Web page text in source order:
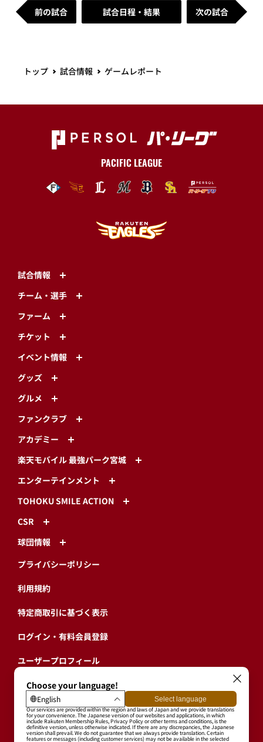
前の試合 試合日程・結果 次の試合
トップ 試合情報 ゲームレポート
PACIFIC LEAGUE
試合情報
チーム・選手
ファーム
チケット
イベント情報
グッズ
グルメ
ファンクラブ
アカデミー
楽天モバイル 最強パーク宮城
エンターテインメント
TOHOKU SMILE ACTION
CSR
球団情報
プライバシーポリシー
利用規約
特定商取引に基づく表示
ログイン・有料会員登録
ユーザープロフィール
会員情報引継ぎ
退会